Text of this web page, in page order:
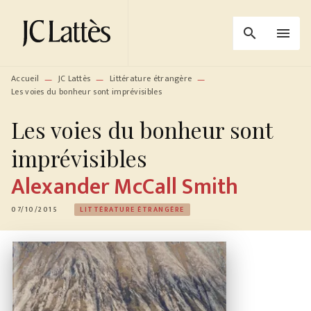
MENU RECHERCHE
PIED DE PAGE
search menu
Accueil — JC Lattès — Littérature étrangère —
Les voies du bonheur sont imprévisibles
Les voies du bonheur sont
imprévisibles
Alexander McCall Smith
07/10/2015 LITTÉRATURE ÉTRANGÈRE